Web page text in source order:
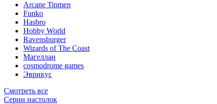
Arcane Tinmen
Funko
Hasbro
Hobby World
Ravensburger
Wizards of The Coast
Магеллан
сosmodrome games
Эврикус
Смотреть все
Серии настолок